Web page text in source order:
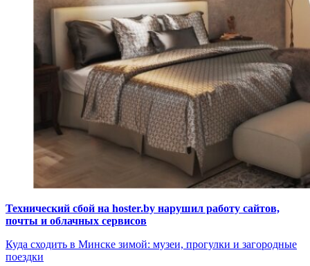
Технический сбой на hoster.by нарушил работу сайтов,
почты и облачных сервисов
Куда сходить в Минске зимой: музеи, прогулки и загородные
поездки